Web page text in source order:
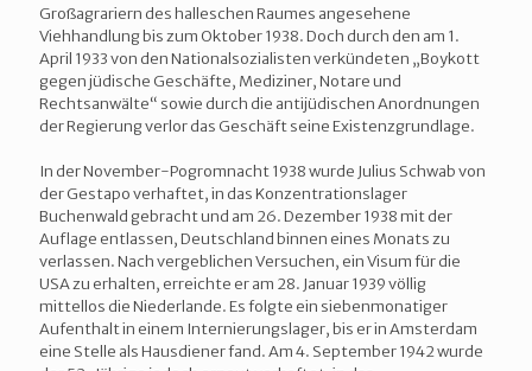
Großagrariern des halleschen Raumes angesehene
Viehhandlung bis zum Oktober 1938. Doch durch den am 1.
April 1933 von den Nationalsozialisten verkündeten „Boykott
gegen jüdische Geschäfte, Mediziner, Notare und
Rechtsanwälte“ sowie durch die antijüdischen Anordnungen
der Regierung verlor das Geschäft seine Existenzgrundlage.
In der November-Pogromnacht 1938 wurde Julius Schwab von
der Gestapo verhaftet, in das Konzentrationslager
Buchenwald gebracht und am 26. Dezember 1938 mit der
Auflage entlassen, Deutschland binnen eines Monats zu
verlassen. Nach vergeblichen Versuchen, ein Visum für die
USA zu erhalten, erreichte er am 28. Januar 1939 völlig
mittellos die Niederlande. Es folgte ein siebenmonatiger
Aufenthalt in einem Internierungslager, bis er in Amsterdam
eine Stelle als Hausdiener fand. Am 4. September 1942 wurde